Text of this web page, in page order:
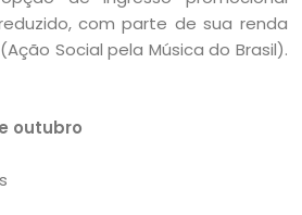
com parte de sua renda
Social pela Música do Brasil).
outubro